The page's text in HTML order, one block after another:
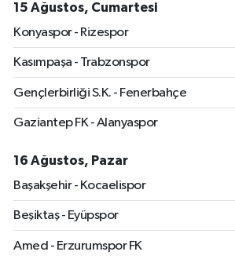
15 Ağustos, Cumartesi
Konyaspor - Rizespor
Kasımpaşa - Trabzonspor
Gençlerbirliği S.K. - Fenerbahçe
Gaziantep FK - Alanyaspor
16 Ağustos, Pazar
Başakşehir - Kocaelispor
Beşiktaş - Eyüpspor
Amed - Erzurumspor FK